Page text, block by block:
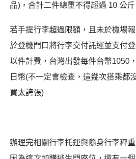
品)，合計二件總重不得超過 10 公斤
若手提行李超過限額，且未於機場
於登機門口將行李交付託運並支付
以件計費，台灣出發每件台幣1050
日幣(不一定會檢查，這幾次搭乘都
買太誇張)
辦理完相關行李托運與隨身行李秤